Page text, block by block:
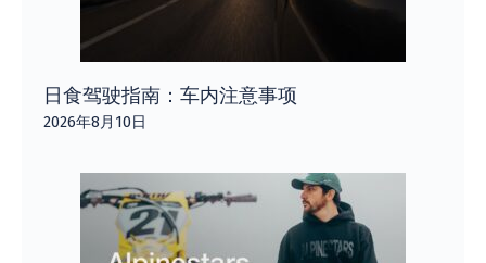
日食驾驶指南：车内注意事项
2026年8月10日